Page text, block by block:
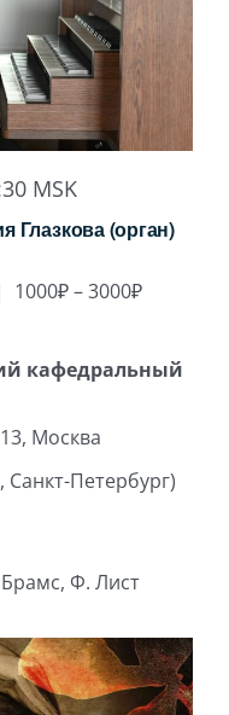
MSK
Глазкова (орган)
1000₽ – 3000₽
кафедральный
Москва
Петербург)
Ф. Лист